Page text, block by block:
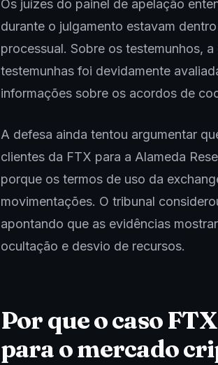
Os juízes do painel de apelação
durante o julgamento estavam
processual. Sobre os testemunhos,
testemunhas foi devidamente
informações sobre os acordos de
A defesa ainda tentou argumentar
clientes da FTX para a Alameda
porque os termos de uso da
movimentações. O tribunal
apontando que as evidências
ocultação e desvio de recursos.
Por que o caso
para o mercado